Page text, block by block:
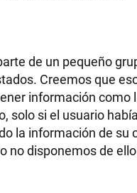
de un pequeño
Creemos que
información como
solo si el usuario
la información de su
no disponemos de